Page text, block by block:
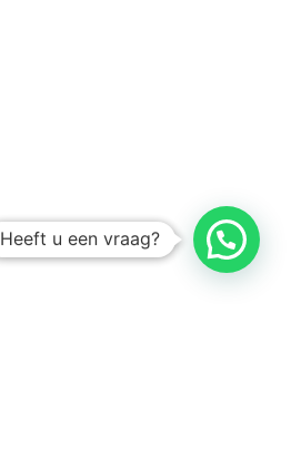
Heeft u een vraag?